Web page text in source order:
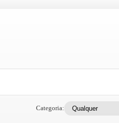
Categoria: